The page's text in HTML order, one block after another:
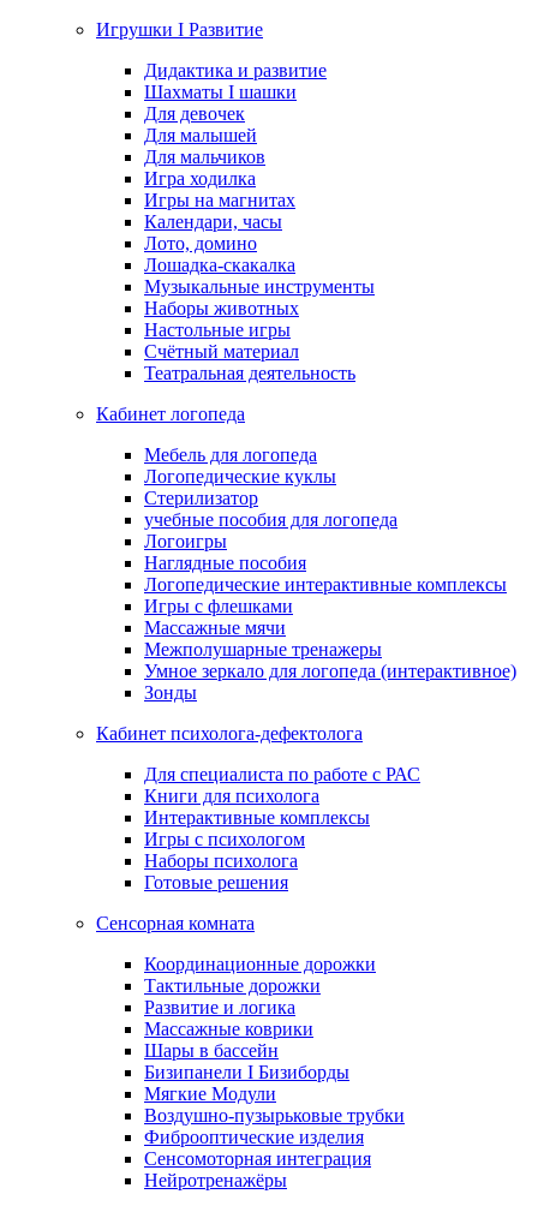
Игрушки I Развитие
Дидактика и развитие
Шахматы I шашки
Для девочек
Для малышей
Для мальчиков
Игра ходилка
Игры на магнитах
Календари, часы
Лото, домино
Лошадка-скакалка
Музыкальные инструменты
Наборы животных
Настольные игры
Счётный материал
Театральная деятельность
Кабинет логопеда
Мебель для логопеда
Логопедические куклы
Стерилизатор
учебные пособия для логопеда
Логоигры
Наглядные пособия
Логопедические интерактивные комплексы
Игры с флешками
Массажные мячи
Межполушарные тренажеры
Умное зеркало для логопеда (интерактивное)
Зонды
Кабинет психолога-дефектолога
Для специалиста по работе с РАС
Книги для психолога
Интерактивные комплексы
Игры с психологом
Наборы психолога
Готовые решения
Сенсорная комната
Координационные дорожки
Тактильные дорожки
Развитие и логика
Массажные коврики
Шары в бассейн
Бизипанели I Бизиборды
Мягкие Модули
Воздушно-пузырьковые трубки
Фиброоптические изделия
Сенсомоторная интеграция
Нейротренажёры